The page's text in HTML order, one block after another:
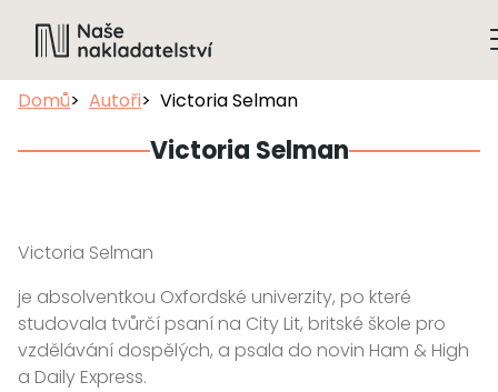
Domů Autoři Victoria Selman
Victoria Selman
Victoria Selman
je absolventkou Oxfordské univerzity, po které
studovala tvůrčí psaní na City Lit, britské škole pro
vzdělávání dospělých, a psala do novin Ham & High
a Daily Express.